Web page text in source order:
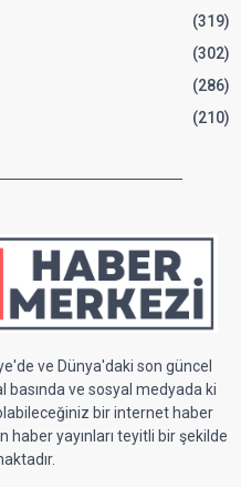
(319)
(302)
(286)
(210)
ve Dünya'daki son güncel
ve sosyal medyada ki
bir internet haber
haber yayınları teyitli bir şekilde